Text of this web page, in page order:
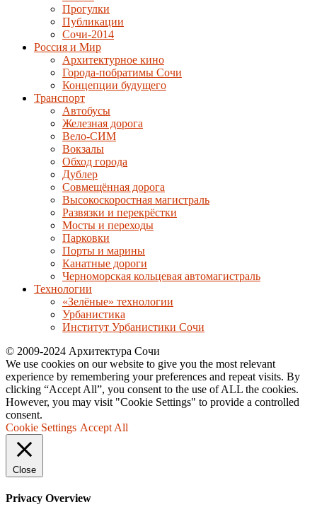
Прогулки
Публикации
Сочи-2014
Россия и Мир
Архитектурное кино
Города-побратимы Сочи
Концепции будущего
Транспорт
Автобусы
Железная дорога
Вело-СИМ
Вокзалы
Обход города
Дублер
Совмещённая дорога
Высокоскоростная магистраль
Развязки и перекрёстки
Мосты и переходы
Парковки
Порты и марины
Канатные дороги
Черноморская кольцевая автомагистраль
Технологии
«Зелёные» технологии
Урбанистика
Институт Урбанистики Сочи
© 2009-2024 Архитектура Сочи
We use cookies on our website to give you the most relevant
experience by remembering your preferences and repeat visits. By
clicking “Accept All”, you consent to the use of ALL the cookies.
However, you may visit "Cookie Settings" to provide a controlled
consent.
Cookie Settings Accept All
Close
Privacy Overview